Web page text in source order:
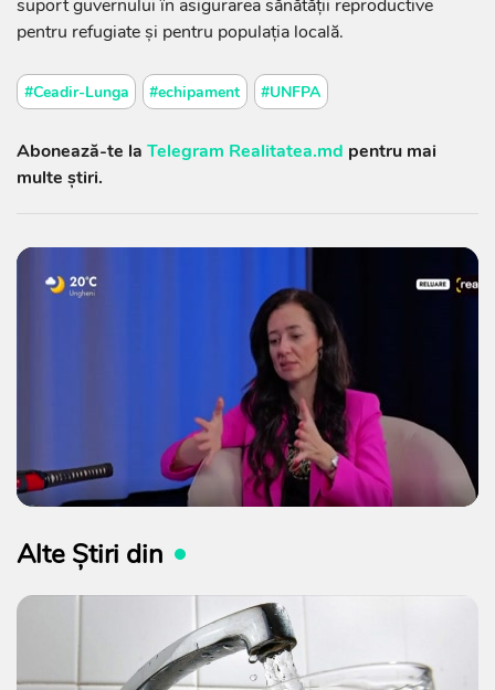
suport guvernului în asigurarea sănătății reproductive
pentru refugiate și pentru populația locală.
#Ceadir-Lunga #echipament #UNFPA
Abonează-te la Telegram Realitatea.md pentru mai
multe știri.
Alte Știri din